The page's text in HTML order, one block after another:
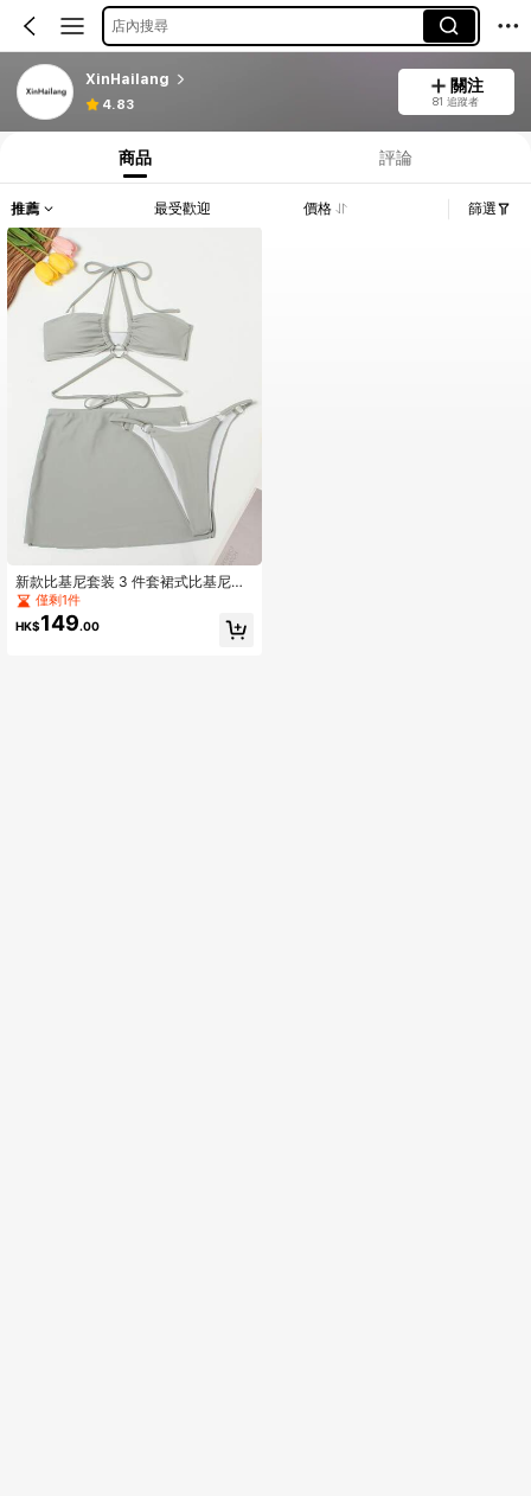
店內搜尋
XinHailang
4.83
關注
81 追蹤者
商品 評論
推薦 最受歡迎 價格 篩選
新款比基尼套装 3 件套裙式比基尼套
装，系带，性感，非常适合海滩度假
和冲浪夏日海滩
僅剩1件
HK$149.00